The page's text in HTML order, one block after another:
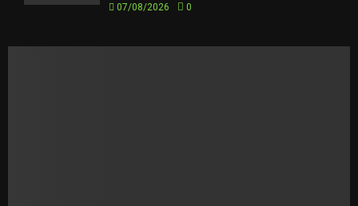
07/08/2026 0